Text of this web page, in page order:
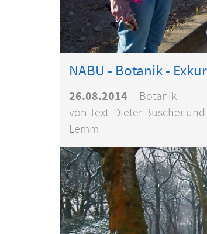
NABU - Botanik -
26.08.2014
Botanik
von Text: Dieter Büscher
Lemm